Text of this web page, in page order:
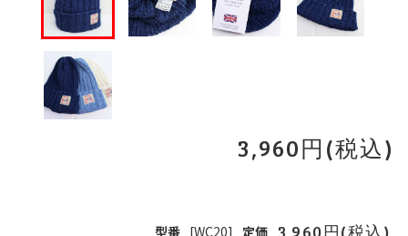
3,960円(税込)
型番 [WC20] 定価 3,960円(税込)